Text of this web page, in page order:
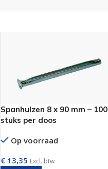
Spanhulzen 8 x 90 mm – 100
stuks per doos
Op voorraad
€ 13,35 Excl. btw